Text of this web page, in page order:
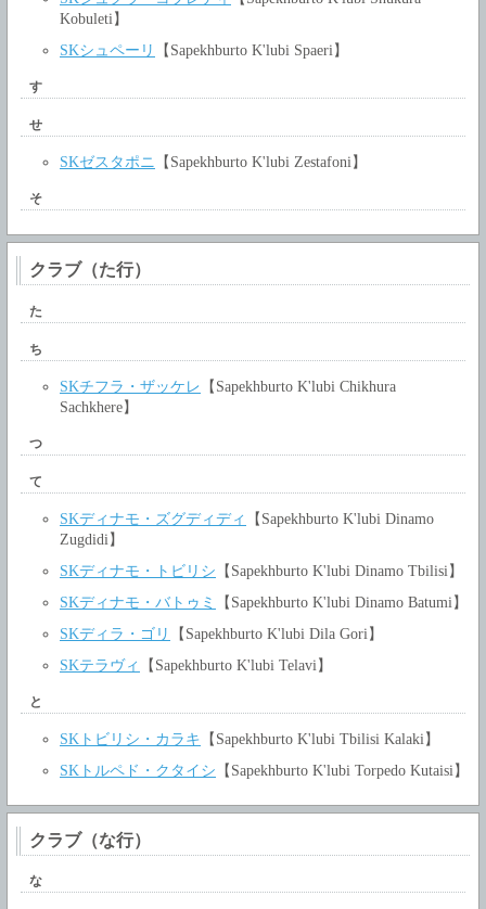
Kobuleti】
SKシュペーリ
【Sapekhburto K'lubi Spaeri】
す
せ
SKゼスタポニ 【Sapekhburto K'lubi Zestafoni】
そ
クラブ（た行）
た
ち
SKチフラ・ザッケレ
【Sapekhburto K'lubi Chikhura
Sachkhere】
つ
て
SKディナモ・ズグディディ
【Sapekhburto K'lubi Dinamo
Zugdidi】
SKディナモ・トビリシ 【Sapekhburto K'lubi Dinamo Tbilisi】
SKディナモ・バトゥミ
【Sapekhburto K'lubi Dinamo Batumi】
SKディラ・ゴリ
【Sapekhburto K'lubi Dila Gori】
SKテラヴィ
【Sapekhburto K'lubi Telavi】
と
SKトビリシ・カラキ 【Sapekhburto K'lubi Tbilisi Kalaki】
SKトルペド・クタイシ 【Sapekhburto K'lubi Torpedo Kutaisi】
クラブ（な行）
な